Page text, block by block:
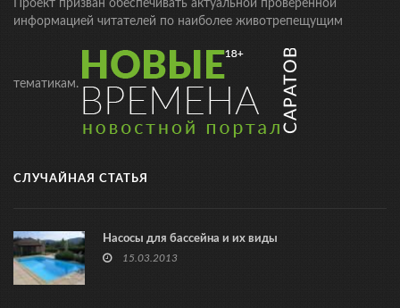
Проект призван обеспечивать актуальной проверенной
информацией читателей по наиболее животрепещущим
тематикам.
СЛУЧАЙНАЯ СТАТЬЯ
Насосы для бассейна и их виды
15.03.2013